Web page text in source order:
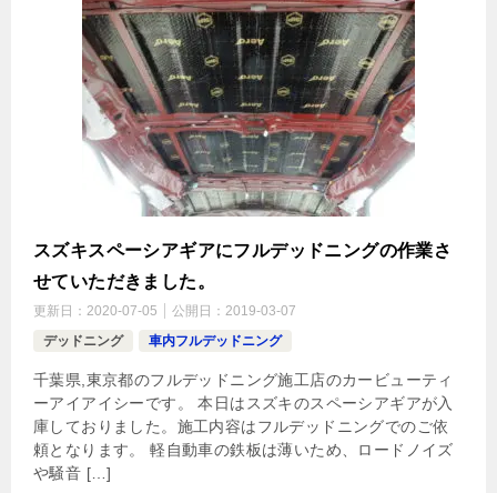
スズキスペーシアギアにフルデッドニングの作業さ
せていただきました。
更新日： 2020-07-05 公開日： 2019-03-07
デッドニング
車内フルデッドニング
千葉県,東京都のフルデッドニング施工店のカービューティ
ーアイアイシーです。 本日はスズキのスペーシアギアが入
庫しておりました。施工内容はフルデッドニングでのご依
頼となります。 軽自動車の鉄板は薄いため、ロードノイズ
や騒音 […]